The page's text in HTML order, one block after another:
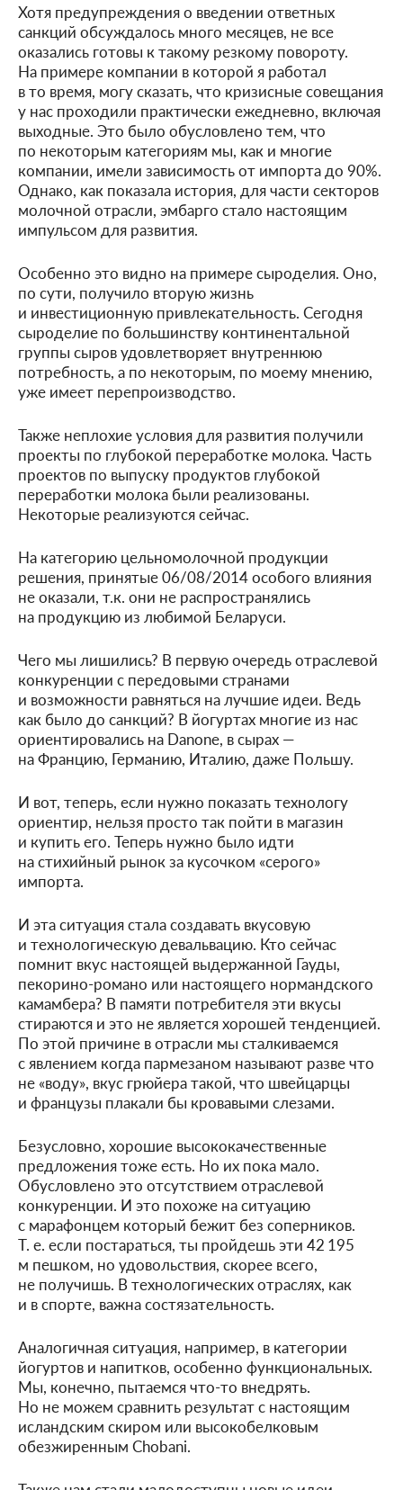
Хотя предупреждения о введении ответных
санкций обсуждалось много месяцев, не все
оказались готовы к такому резкому повороту.
На примере компании в которой я работал
в то время, могу сказать, что кризисные совещания
у нас проходили практически ежедневно, включая
выходные. Это было обусловлено тем, что
по некоторым категориям мы, как и многие
компании, имели зависимость от импорта до 90%.
Однако, как показала история, для части секторов
молочной отрасли, эмбарго стало настоящим
импульсом для развития.
Особенно это видно на примере сыроделия. Оно,
по сути, получило вторую жизнь
и инвестиционную привлекательность. Сегодня
сыроделие по большинству континентальной
группы сыров удовлетворяет внутреннюю
потребность, а по некоторым, по моему мнению,
уже имеет перепроизводство.
Также неплохие условия для развития получили
проекты по глубокой переработке молока. Часть
проектов по выпуску продуктов глубокой
переработки молока были реализованы.
Некоторые реализуются сейчас.
На категорию цельномолочной продукции
решения, принятые 06/08/2014 особого влияния
не оказали, т.к. они не распространялись
на продукцию из любимой Беларуси.
Чего мы лишились? В первую очередь отраслевой
конкуренции с передовыми странами
и возможности равняться на лучшие идеи. Ведь
как было до санкций? В йогуртах многие из нас
ориентировались на Danone, в сырах —
на Францию, Германию, Италию, даже Польшу.
И вот, теперь, если нужно показать технологу
ориентир, нельзя просто так пойти в магазин
и купить его. Теперь нужно было идти
на стихийный рынок за кусочком «серого»
импорта.
И эта ситуация стала создавать вкусовую
и технологическую девальвацию. Кто сейчас
помнит вкус настоящей выдержанной Гауды,
пекорино-романо или настоящего нормандского
камамбера? В памяти потребителя эти вкусы
стираются и это не является хорошей тенденцией.
По этой причине в отрасли мы сталкиваемся
с явлением когда пармезаном называют разве что
не «воду», вкус грюйера такой, что швейцарцы
и французы плакали бы кровавыми слезами.
Безусловно, хорошие высококачественные
предложения тоже есть. Но их пока мало.
Обусловлено это отсутствием отраслевой
конкуренции. И это похоже на ситуацию
с марафонцем который бежит без соперников.
Т. е. если постараться, ты пройдешь эти 42 195
м пешком, но удовольствия, скорее всего,
не получишь. В технологических отраслях, как
и в спорте, важна состязательность.
Аналогичная ситуация, например, в категории
йогуртов и напитков, особенно функциональных.
Мы, конечно, пытаемся что-то внедрять.
Но не можем сравнить результат с настоящим
исландским скиром или высокобелковым
обезжиренным Chobani.